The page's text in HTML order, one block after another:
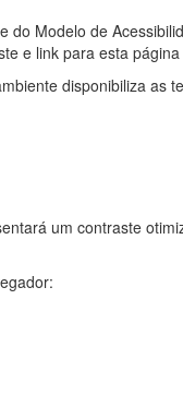
Modelo de
e link para esta
disponibiliza as
um contraste